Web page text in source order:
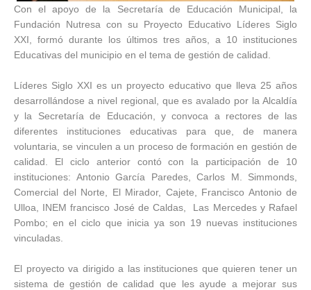
Con el apoyo de la Secretaría de Educación Municipal, la
Fundación Nutresa con su Proyecto Educativo Líderes Siglo
XXI, formó durante los últimos tres años, a 10 instituciones
Educativas del municipio en el tema de gestión de calidad.
Líderes Siglo XXI es un proyecto educativo que lleva 25 años
desarrollándose a nivel regional, que es avalado por la Alcaldía
y la Secretaría de Educación, y convoca a rectores de las
diferentes instituciones educativas para que, de manera
voluntaria, se vinculen a un proceso de formación en gestión de
calidad. El ciclo anterior contó con la participación de 10
instituciones: Antonio García Paredes, Carlos M. Simmonds,
Comercial del Norte, El Mirador, Cajete, Francisco Antonio de
Ulloa, INEM francisco José de Caldas, Las Mercedes y Rafael
Pombo; en el ciclo que inicia ya son 19 nuevas instituciones
vinculadas.
El proyecto va dirigido a las instituciones que quieren tener un
sistema de gestión de calidad que les ayude a mejorar sus